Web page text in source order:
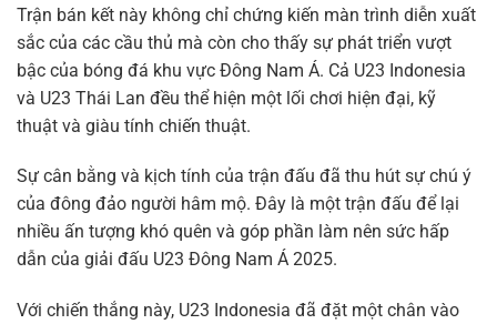
Trận bán kết này không chỉ chứng kiến màn trình diễn xuất
sắc của các cầu thủ mà còn cho thấy sự phát triển vượt
bậc của bóng đá khu vực Đông Nam Á. Cả U23 Indonesia
và U23 Thái Lan đều thể hiện một lối chơi hiện đại, kỹ
thuật và giàu tính chiến thuật.
Sự cân bằng và kịch tính của trận đấu đã thu hút sự chú ý
của đông đảo người hâm mộ. Đây là một trận đấu để lại
nhiều ấn tượng khó quên và góp phần làm nên sức hấp
dẫn của giải đấu U23 Đông Nam Á 2025.
Với chiến thắng này, U23 Indonesia đã đặt một chân vào